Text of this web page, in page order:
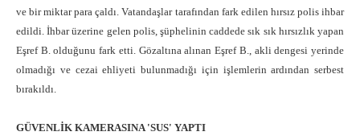
ve bir miktar para çaldı. Vatandaşlar tarafından fark edilen hırsız polis ihbar
edildi. İhbar üzerine gelen polis, şüphelinin caddede sık sık hırsızlık yapan
Eşref B. olduğunu fark etti. Gözaltına alınan Eşref B., akli dengesi yerinde
olmadığı ve cezai ehliyeti bulunmadığı için işlemlerin ardından serbest
bırakıldı.
GÜVENLİK KAMERASINA 'SUS' YAPTI